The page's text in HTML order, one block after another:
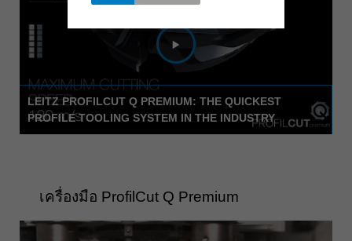
LEITZ PROFILCUT Q PREMIUM: THE QUICKEST
PROFILE TOOLING SYSTEM IN THE INDUSTRY
เครื่องมือ ProfilCut Q Premium